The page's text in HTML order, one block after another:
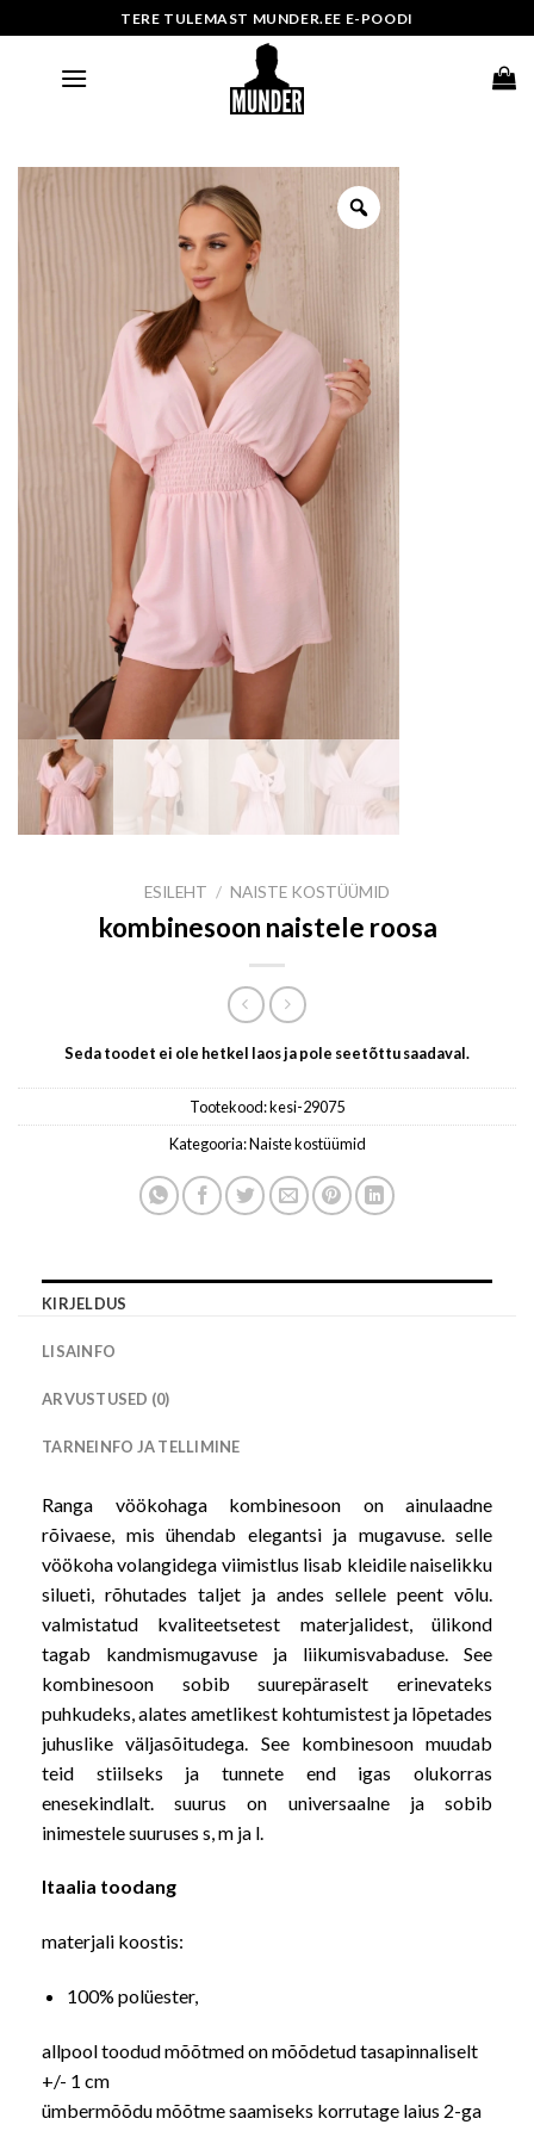
to
TERE TULEMAST MUNDER.EE E-POODI
ESILEHT / NAISTE KOSTÜÜMID
kombinesoon naistele roosa
Seda toodet ei ole hetkel laos ja pole seetõttu saadaval.
Tootekood:kesi-29075
Kategooria:Naiste kostüümid
KIRJELDUS
LISAINFO
ARVUSTUSED (0)
TARNEINFO JA TELLIMINE
Ranga vöökohaga kombinesoon on ainulaadne
rõivaese, mis ühendab elegantsi ja mugavuse. selle
vöökoha volangidega viimistlus lisab kleidile naiselikku
silueti, rõhutades taljet ja andes sellele peent võlu.
valmistatud kvaliteetsetest materjalidest, ülikond
tagab kandmismugavuse ja liikumisvabaduse. See
kombinesoon sobib suurepäraselt erinevateks
puhkudeks, alates ametlikest kohtumistest ja lõpetades
juhuslike väljasõitudega. See kombinesoon muudab
teid stiilseks ja tunnete end igas olukorras
enesekindlalt. suurus on universaalne ja sobib
inimestele suuruses s, m ja l.
Itaalia toodang
materjali koostis:
100% polüester,
allpool toodud mõõtmed on mõõdetud tasapinnaliselt
+/- 1 cm
ümbermõõdu mõõtme saamiseks korrutage laius 2-ga